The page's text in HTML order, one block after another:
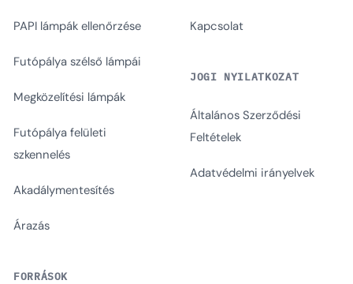
PAPI lámpák ellenőrzése
Futópálya szélső lámpái
Megközelítési lámpák
Futópálya felületi
szkennelés
Akadálymentesítés
Árazás
FORRÁSOK
Kapcsolat
JOGI NYILATKOZAT
Általános Szerződési
Feltételek
Adatvédelmi irányelvek